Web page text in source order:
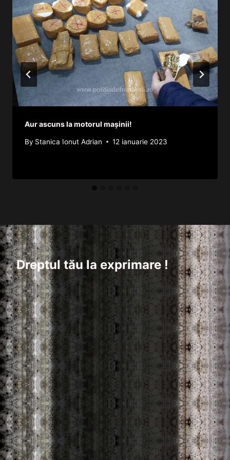
Aur ascuns la motorul mașinii!
By Stanica Ionut Adrian 12 ianuarie 2023
Dreptul tău la exprimare !